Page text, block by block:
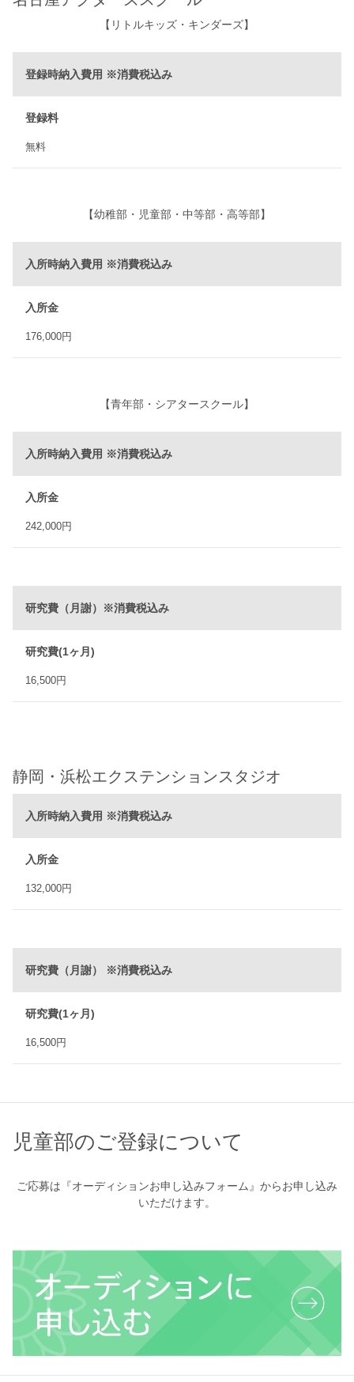
【リトルキッズ・キンダーズ】
登録時納入費用 ※消費税込み
登録料
無料
【幼稚部・児童部・中等部・高等部】
入所時納入費用 ※消費税込み
入所金
176,000円
【青年部 ・シアタースクール】
入所時納入費用 ※消費税込み
入所金
242,000円
研究費（月謝）※消費税込み
研究費(1ヶ月)
16,500円
静岡・浜松エクステンションスタジオ
入所時納入費用 ※消費税込み
入所金
132,000円
研究費（月謝） ※消費税込み
研究費(1ヶ月)
16,500円
児童部のご登録について
ご応募は『オーディションお申し込みフォーム』からお申し込み
いただけます。